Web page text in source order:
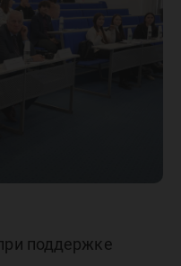
поддержке